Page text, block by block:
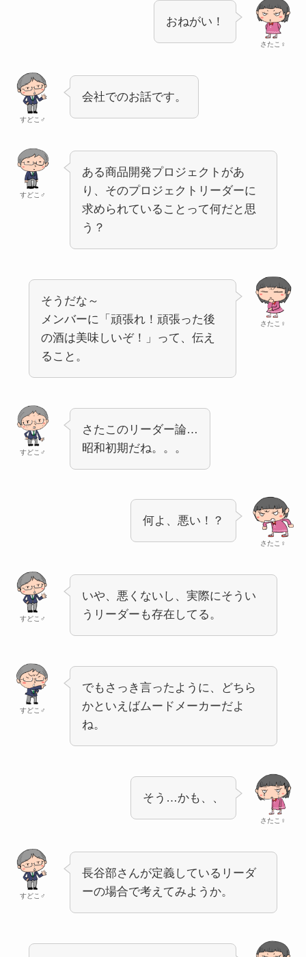
さたこ♀
おねがい！
すどこ♂
会社でのお話です。
すどこ♂
ある商品開発プロジェクトがあ
り、そのプロジェクトリーダーに
求められていることって何だと思
う？
さたこ♀
そうだな～
メンバーに「頑張れ！頑張った後
の酒は美味しいぞ！」って、伝え
ること。
すどこ♂
さたこのリーダー論…
昭和初期だね。。。
さたこ♀
何よ、悪い！？
すどこ♂
いや、悪くないし、実際にそうい
うリーダーも存在してる。
すどこ♂
でもさっき言ったように、どちら
かといえばムードメーカーだよ
ね。
さたこ♀
そう…かも、、
すどこ♂
長谷部さんが定義しているリーダ
ーの場合で考えてみようか。